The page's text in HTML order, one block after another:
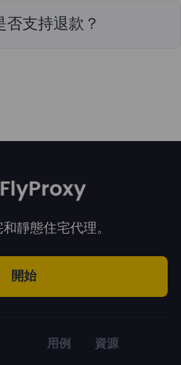
、Touch'n Go、Doku、
和額度。
否支持退款？
靜態住宅代理。
開始
用例 資源